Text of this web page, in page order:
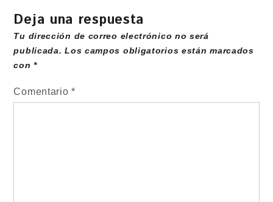
Deja una respuesta
Tu dirección de correo electrónico no será
publicada. Los campos obligatorios están marcados
con*
Comentario*